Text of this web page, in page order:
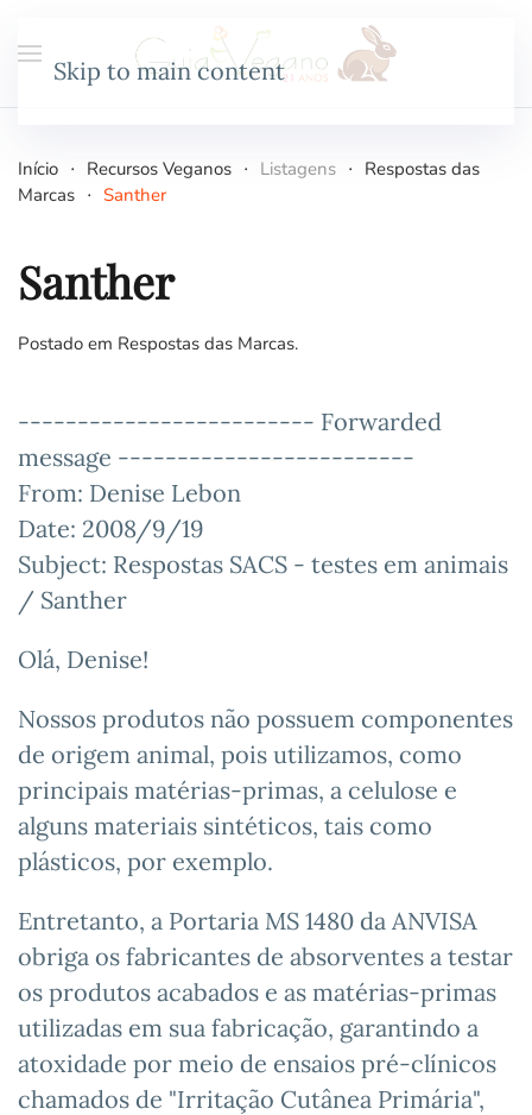
Skip to main content
Início Recursos Veganos Listagens
Respostas das
Marcas
Santher
Santher
Postado em Respostas das Marcas.
------------------------- Forwarded
message -------------------------
From: Denise Lebon
Date: 2008/9/19
Subject: Respostas SACS - testes em animais
/ Santher
Olá, Denise!
Nossos produtos não possuem componentes
de origem animal, pois utilizamos, como
principais matérias-primas, a celulose e
alguns materiais sintéticos, tais como
plásticos, por exemplo.
Entretanto, a Portaria MS 1480 da ANVISA
obriga os fabricantes de absorventes a testar
os produtos acabados e as matérias-primas
utilizadas em sua fabricação, garantindo a
atoxidade por meio de ensaios pré-clínicos
chamados de "Irritação Cutânea Primária",